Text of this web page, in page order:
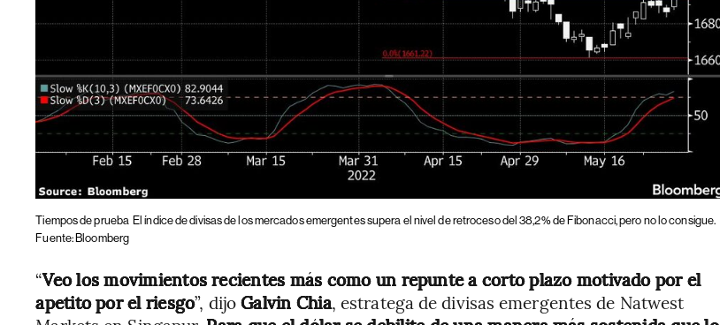
Tiempos de prueba El índice de divisas de los mercados emergentes supera el nivel de retroceso del 38,2% de Fibonacci, pero no lo consigue.
Fuente: Bloomberg
“Veo los movimientos recientes más como un repunte a corto plazo motivado por el
apetito por el riesgo”, dijoGalvin Chia, estratega de divisas emergentes de Natwest